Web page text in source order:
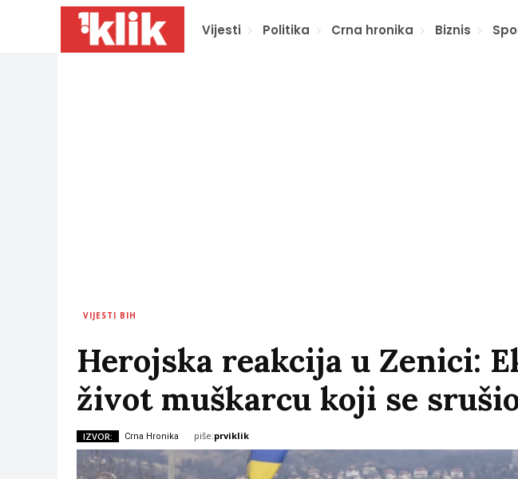
Vijesti Politika Crna hronika Biznis
VIJESTI BIH
Herojska reakcija u Zenici:
život muškarcu koji se
IZVOR: Crna Hronika piše:prviklik